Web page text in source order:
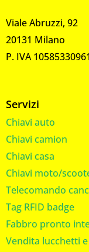
Viale Abruzzi, 92
20131 Milano
P. IVA 10585330961
Servizi
Chiavi auto
Chiavi camion
Chiavi casa
Chiavi moto/
Telecomando
Tag RFID badge
Fabbro pronto
Vendita lucchetti